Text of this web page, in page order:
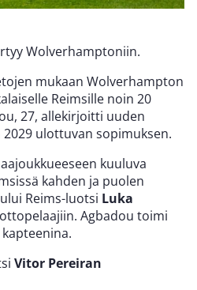
Wolverhamptoniin.
mukaan Wolverhampton
Reimsille noin 20
27, allekirjoitti uuden
2029 ulottuvan sopimuksen.
kuuluva
kahden ja puolen
Reims-luotsi Luka
Agbadou toimi
Vitor Pereiran